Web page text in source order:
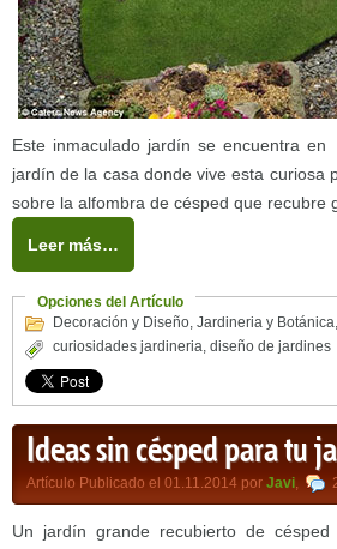
Este inmaculado jardín se encuentra
jardín de la casa donde vive esta curiosa
sobre la alfombra de césped que recubre
Leer más…
Opciones del Artículo
Decoración y Diseño, Jardineria y Botánica,
curiosidades jardineria, diseño de jardines
Ideas sin césped para tu
Artículo Publicado el 01.11.2014 por Javi,
Un jardín grande recubierto de